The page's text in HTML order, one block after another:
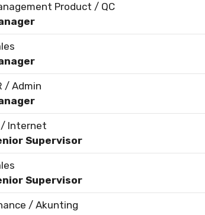
Product / QC
/ Admin
/ Internet
Supervisor
Supervisor
/ Akunting